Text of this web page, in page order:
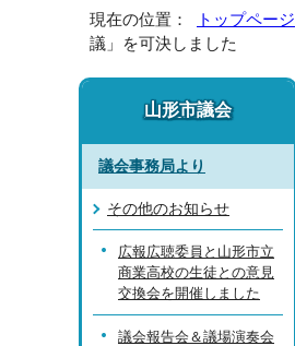
現在の位置： トップページ
議」を可決しました
山形市議会
議会事務局より
その他のお知らせ
広報広聴委員と山形市立
商業高校の生徒との意見
交換会を開催しました
議会報告会＆議場演奏会